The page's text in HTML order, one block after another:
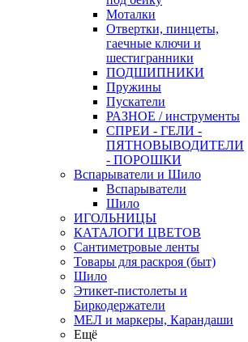
Моталки
Отвертки, пинцеты,
гаечные ключи и
шестигранники
ПОДШИПНИКИ
Пружины
Пускатели
РАЗНОЕ / инструменты
СПРЕИ - ГЕЛИ -
ПЯТНОВЫВОДИТЕЛИ
- ПОРОШКИ
Вспарыватели и Шило
Вспарыватели
Шило
ИГОЛЬНИЦЫ
КАТАЛОГИ ЦВЕТОВ
Сантиметровые ленты
Товары для раскроя (быт)
Шило
Этикет-пистолеты и
Биркодержатели
МЕЛ и маркеры, Карандаши
Ещё